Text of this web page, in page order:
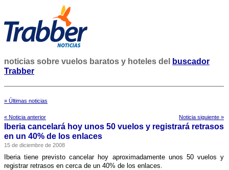
noticias sobre vuelos baratos y hoteles del
buscador
Trabber
» Últimas noticias
« Noticia anterior Noticia siguiente »
Iberia cancelará hoy unos 50 vuelos y registrará retrasos
en un 40% de los enlaces
15 de diciembre de 2008
Iberia tiene previsto cancelar hoy aproximadamente unos 50 vuelos y
registrar retrasos en cerca de un 40% de los enlaces.